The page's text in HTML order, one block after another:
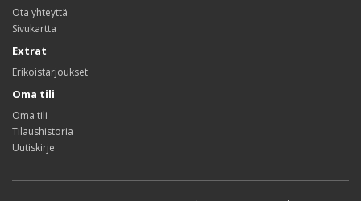
Ota yhteyttä
Sivukartta
Extrat
Erikoistarjoukset
Oma tili
Oma tili
Tilaushistoria
Uutiskirje